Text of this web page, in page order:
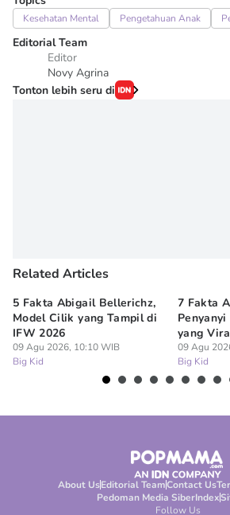
Kesehatan Mental Pengetahuan Anak
Editorial Team
Editor
Novy Agrina
Tonton lebih seru di
Related Articles
5 Fakta Abigail Bellerichz,
Model Cilik yang Tampil di
IFW 2026
09 Agu 2026, 10:10 WIB
Big Kid
7 Fakta
yang
09 Agu
Big Kid
About UsEditorial TeamContact Us
Pedoman Media SiberIndex
Follow Us